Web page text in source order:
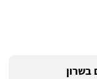
בשרון